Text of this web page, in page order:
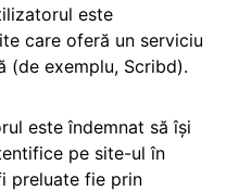
este
care oferă un serviciu
(de exemplu, Scribd).
este îndemnat să își
pe site-ul în
preluate fie prin